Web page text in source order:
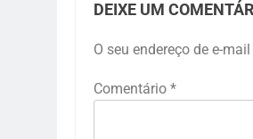
DEIXE UM
O seu endereço de e-
Comentário *